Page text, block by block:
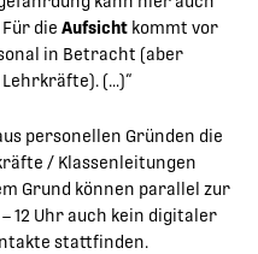
die Aufsichtkommt vor
in Betracht (aber
(…)“
personellen Gründen die
/ Klassenleitungen
Grund können parallel zur
12 Uhr auch kein digitaler
stattfinden.